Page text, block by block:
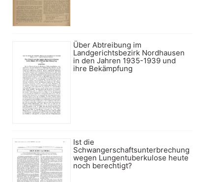
Über Abtreibung im
Landgerichtsbezirk Nordhausen
in den Jahren 1935-1939 und
ihre Bekämpfung
Ist die
Schwangerschaftsunterbrechung
wegen Lungentuberkulose heute
noch berechtigt?